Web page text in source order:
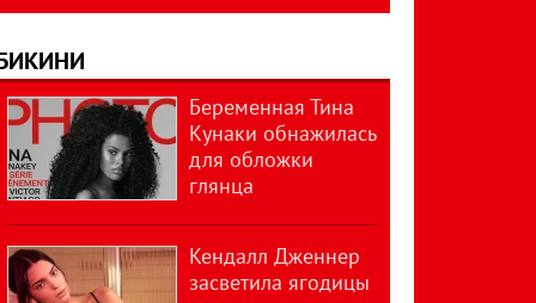
Беременная Тина
Кунаки обнажилась
для обложки
глянца
Кендалл Дженнер
засветила ягодицы